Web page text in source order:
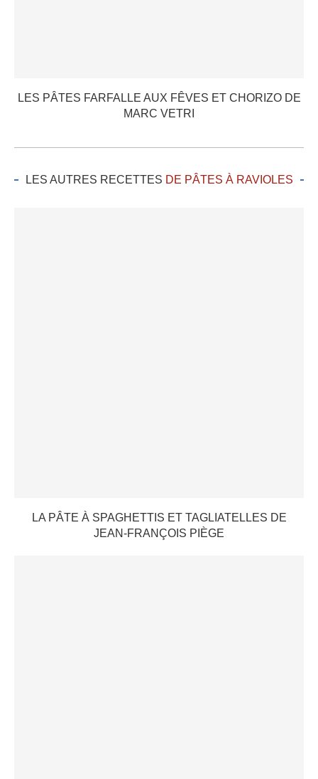
LES PÂTES FARFALLE AUX FÊVES ET CHORIZO DE
MARC VETRI
LES AUTRES RECETTES DE PÂTES À RAVIOLES
LA PÂTE À SPAGHETTIS ET TAGLIATELLES DE
JEAN-FRANÇOIS PIÈGE